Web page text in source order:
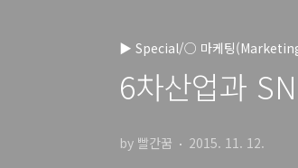
▶ Special/○ 마케팅
6차산업과
by 빨간꿈 2015. 11. 12.